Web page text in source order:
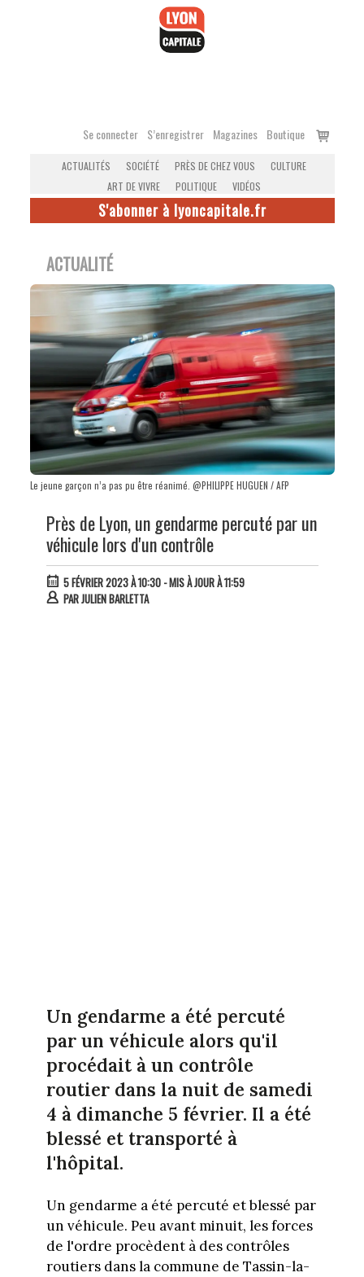
Se connecter S’enregistrer Magazines Boutique
Voir
ACTUALITÉS SOCIÉTÉ PRÈS DE CHEZ VOUS
CULTURE
ART DE VIVRE
POLITIQUE VIDÉOS
S'abonner à lyoncapitale.fr
ACTUALITÉ
Le jeune garçon n’a pas pu être réanimé. @PHILIPPE HUGUEN / AFP
Près de Lyon, un gendarme percuté par un
véhicule lors d'un contrôle
5 FÉVRIER 2023 À 10:30- MIS À JOUR À 11:59
PARJULIEN BARLETTA
Un gendarme a été percuté
par un véhicule alors qu'il
procédait à un contrôle
routier dans la nuit de samedi
4 à dimanche 5 février. Il a été
blessé et transporté à
l'hôpital.
Un gendarme a été percuté et blessé par
un véhicule. Peu avant minuit, les forces
de l'ordre procèdent à des contrôles
routiers dans la commune de Tassin-la-